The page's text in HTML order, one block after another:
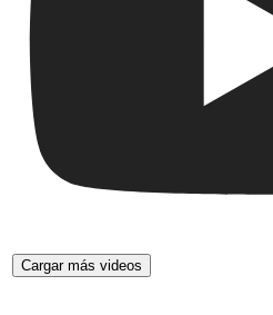
Cargar más videos